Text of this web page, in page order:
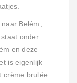
Belém;
onder
en deze
is eigenlijk
crème brulée